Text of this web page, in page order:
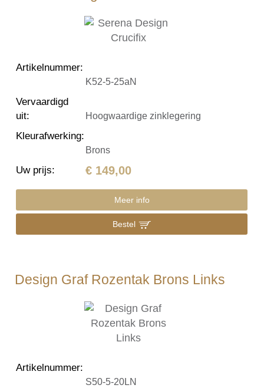
Artikelnummer:
K52-5-25aN
Vervaardigd
uit: Hoogwaardige zinklegering
Kleurafwerking:
Brons
Uw prijs: € 149,00
Meer info
Bestel
Design Graf Rozentak Brons Links
Artikelnummer:
S50-5-20LN